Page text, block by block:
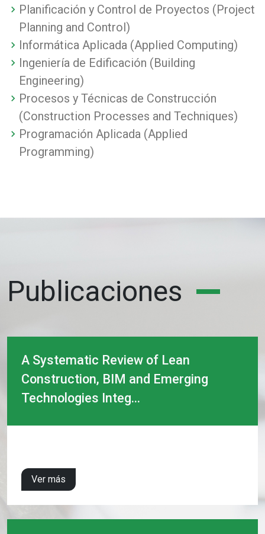
Planificación y Control de Proyectos (Project
Planning and Control)
Informática Aplicada (Applied Computing)
Ingeniería de Edificación (Building
Engineering)
Procesos y Técnicas de Construcción
(Construction Processes and Techniques)
Programación Aplicada (Applied
Programming)
Publicaciones
A Systematic Review of Lean
Construction, BIM and Emerging
Technologies Integ...
Ver más